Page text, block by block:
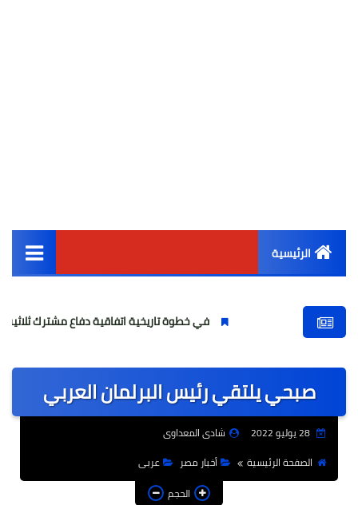
الرئيسية
أخبار مصر
عالمى
الرياضة
حوادث وقضايا
فن
في خطوة تاريخية اتفاقية دفاع مشترك ثلاثية بين السعودية
صبحي يلتقي رئيس البرلمان العربي
28 يوليو 2022
شادى المعداوى
الصفحة الرئيسية
أخبار مصر
عربى
الحجم